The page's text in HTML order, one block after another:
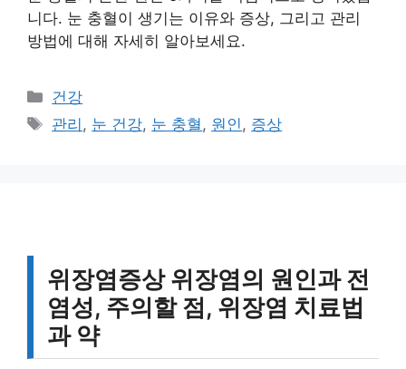
니다. 눈 충혈이 생기는 이유와 증상, 그리고 관리
방법에 대해 자세히 알아보세요.
카
테
건강
태
관리 , 눈 건강, 눈 충혈, 원인, 증상
위장염증상 위장염의 원인과 전
염성, 주의할 점, 위장염 치료법
과 약